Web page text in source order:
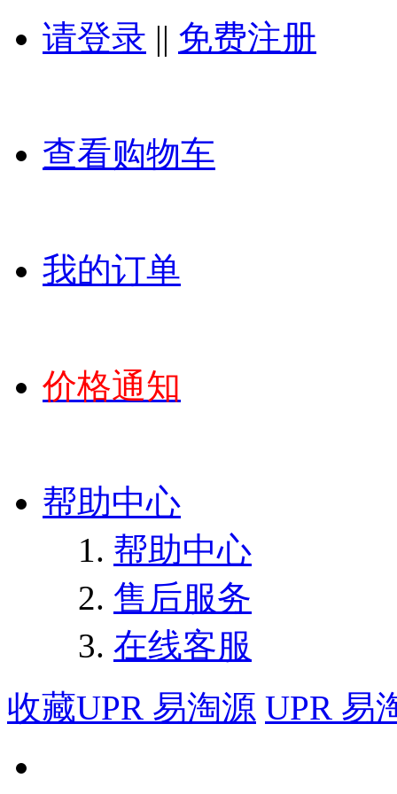
请登录 || 免费注册
查看购物车
我的订单
价格通知
帮助中心
帮助中心
售后服务
在线客服
收藏UPR 易淘源 UPR 易